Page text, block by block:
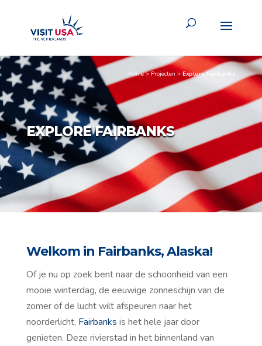
Home>Projecten >Explore Fairbanks
EXPLORE FAIRBANKS
Welkom in Fairbanks, Alaska!
Of je nu op zoek bent naar de schoonheid van een
mooie winterdag, de eeuwige zonneschijn van de
zomer of de lucht wilt afspeuren naar het
noorderlicht, Fairbanks is het hele jaar door
genieten. Deze rivierstad in het binnenland van